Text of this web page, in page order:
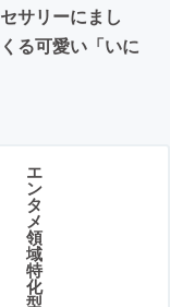
サリーにまし
る可愛い「いに
エ
ン
タ
メ
領
域
特
化
型